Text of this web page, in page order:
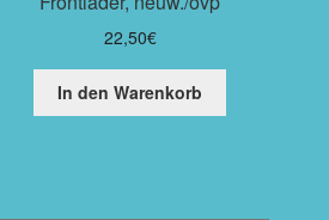
22,50€
In den Warenkorb